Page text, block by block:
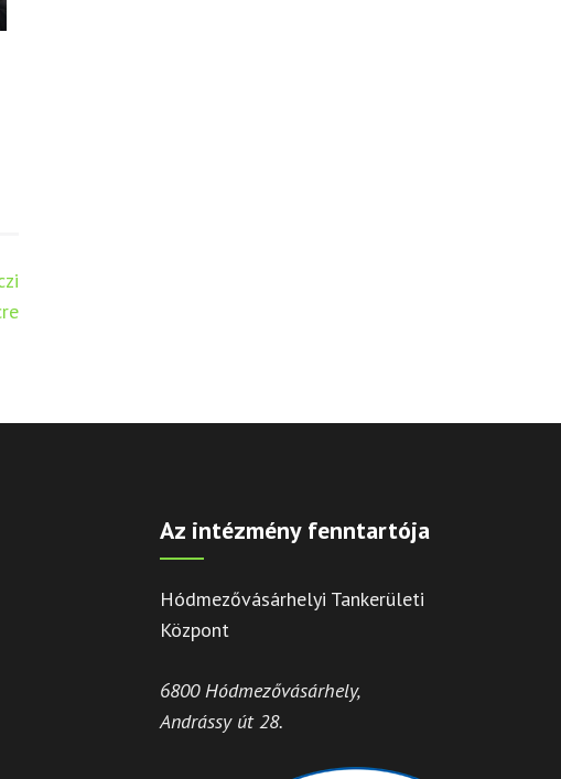
Az intézmény fenntartója
Hódmezővásárhelyi Tankerületi
Központ
6800 Hódmezővásárhely,
Andrássy út 28.